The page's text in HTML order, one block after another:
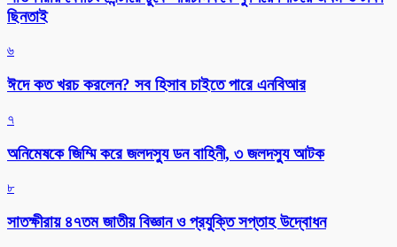
ছিনতাই
৬
ঈদে কত খরচ করলেন? সব হিসাব চাইতে পারে এনবিআর
৭
অনিমেষকে জিম্মি করে জলদস্যু ডন বাহিনী, ৩ জলদস্যু আটক
৮
সাতক্ষীরায় ৪৭তম জাতীয় বিজ্ঞান ও প্রযুক্তি সপ্তাহ উদ্বোধন